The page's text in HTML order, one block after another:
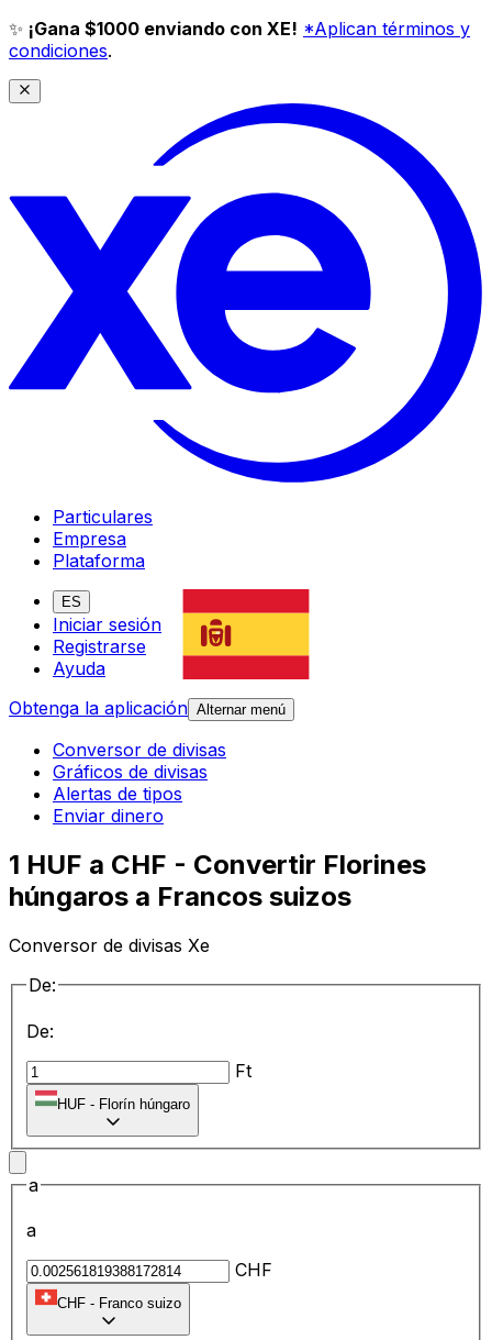
✨ ¡Gana $1000 enviando con XE! *Aplican términos y
condiciones.
Particulares
Empresa
Plataforma
ES
Iniciar sesión
Registrarse
Ayuda
Obtenga la aplicación Alternar menú
Conversor de divisas
Gráficos de divisas
Alertas de tipos
Enviar dinero
1 HUF a CHF - Convertir Florines
húngaros a Francos suizos
Conversor de divisas Xe
De:
De:
Ft
HUF - Florín húngaro
a
a
CHF
CHF - Franco suizo